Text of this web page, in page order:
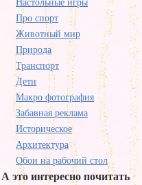
Настольные игры
Про спорт
Животный мир
Природа
Транспорт
Дети
Макро фотография
Забавная реклама
Историческое
Архитектура
Обои на рабочий стол
А это интересно почитать